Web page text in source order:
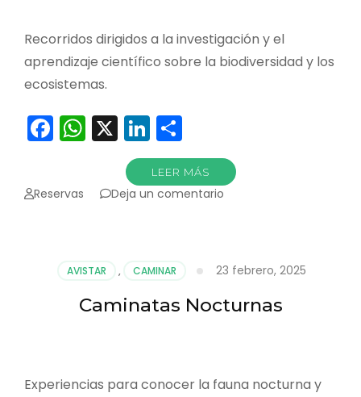
Recorridos dirigidos a la investigación y el
aprendizaje científico sobre la biodiversidad y los
ecosistemas.
Facebook
WhatsApp
X LinkedIn
LEER MÁS
Reservas Deja un comentario
AVISTAR , CAMINAR 23 febrero, 2025
Caminatas Nocturnas
Experiencias para conocer la fauna nocturna y